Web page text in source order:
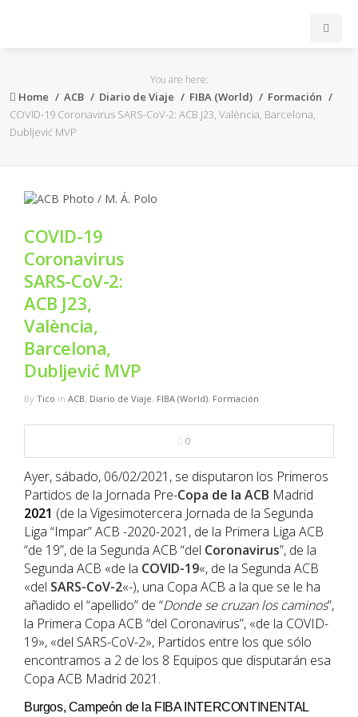
ACB
FEB
FIBA
OTROS
FORMACIÓN
NBA
MULTIMEDIA
You are here:
Home ACB Diario de Viaje FIBA (World)
Formación
COVID-19 Coronavirus SARS-CoV-2: ACB J23, València, Barcelona,
Dubljević MVP
COVID-19
Coronavirus
SARS-CoV-2:
ACB J23,
València,
Barcelona,
Dubljević MVP
By Tico in ACB, Diario de Viaje, FIBA (World), Formación
0
Ayer, sábado, 06/02/2021, se disputaron los Primeros
Partidos de la Jornada Pre-Copa de la ACB Madrid
2021 (de la Vigesimotercera Jornada de la Segunda
Liga “Impar” ACB -2020-2021, de la Primera Liga ACB
“de 19”, de la Segunda ACB “del Coronavirus”, de la
Segunda ACB «de la COVID-19«, de la Segunda ACB
«del SARS-CoV-2«-), una Copa ACB a la que se le ha
añadido el “apellido” de “Donde se cruzan los caminos”,
la Primera Copa ACB “del Coronavirus”, «de la COVID-
19», «del SARS-CoV-2», Partidos entre los que sólo
encontramos a 2 de los 8 Equipos que disputarán esa
Copa ACB Madrid 2021.
Burgos, Campeón de la FIBA INTERCONTINENTAL